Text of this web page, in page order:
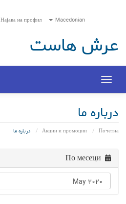
Macedonian
Најава на профил
عرش هاست
Toggle
navigation
درباره ما
Почетна
Акции и промоции درباره ما